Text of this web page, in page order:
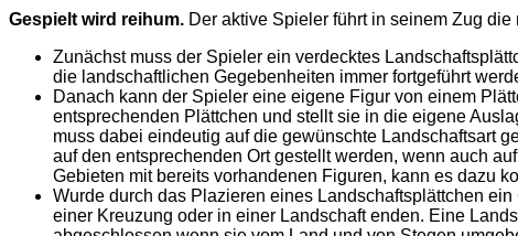
Gespielt wird reihum. Der aktive Spieler führt in seinem Zug
Zunächst muss der Spieler ein verdecktes
die landschaftlichen Gegebenheiten immer fortgeführt
Danach kann der Spieler eine eigene Figur von einem
entsprechenden Plättchen und stellt sie in die eigene
muss dabei eindeutig auf die gewünschte Landschaftsart
auf den entsprechenden Ort gestellt werden, wenn auch
Gebieten mit bereits vorhandenen Figuren, kann es dazu
Wurde durch das Plazieren eines Landschaftsplättchen
einer Kreuzung oder in einer Landschaft enden. Eine